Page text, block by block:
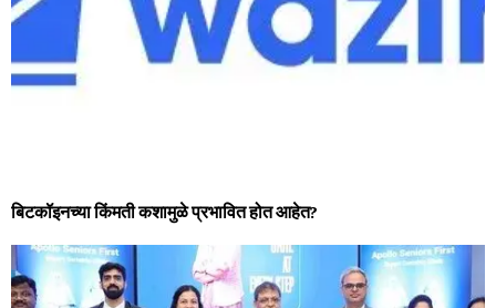
बिटकॉइनच्या किंमती कशामुळे प्रभावित होत आहेत?